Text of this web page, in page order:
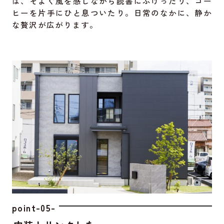
ヒーを片手にひと息ついたり。日常のなかに、静か
な贅沢が広がります。
point-05-